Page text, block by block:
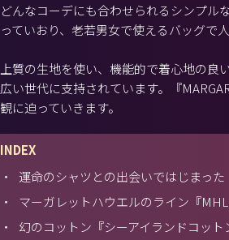
どんなコーデにも合わせられるシンプル
っていおり、老若男女で使えるバッグで人
上質の生地を使い、機能的で着心地の
広い世代に支持されています。『
観に迫っていきます。
INDEX
・
運命のシャツとの出会いではじまった
・
マーガレットハウエルのライン『
・
幻のコットン『シーアイランドコット